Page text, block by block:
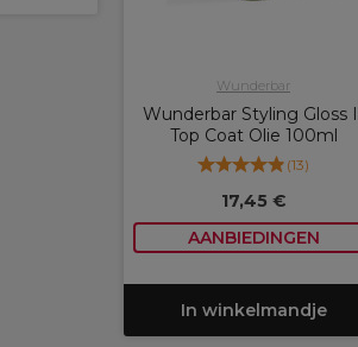
Wunderbar
Wunderbar Styling Gloss
Top Coat Olie 100ml
(13)
17,45 €
AANBIEDINGEN
In winkelmandje